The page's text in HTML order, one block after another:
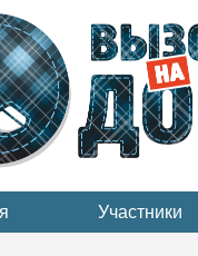
Участники